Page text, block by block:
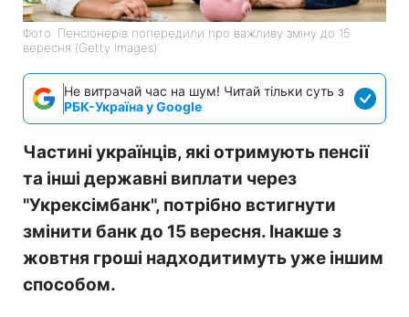
Фото: Пенсіонерів попередили про важливу зміну до 15
вересня (Getty Images)
Не витрачай час на шум! Читай тільки суть з
РБК-Україна у Google
Частині українців, які отримують пенсії
та інші державні виплати через
"Укрексімбанк", потрібно встигнути
змінити банк до 15 вересня. Інакше з
жовтня гроші надходитимуть уже іншим
способом.